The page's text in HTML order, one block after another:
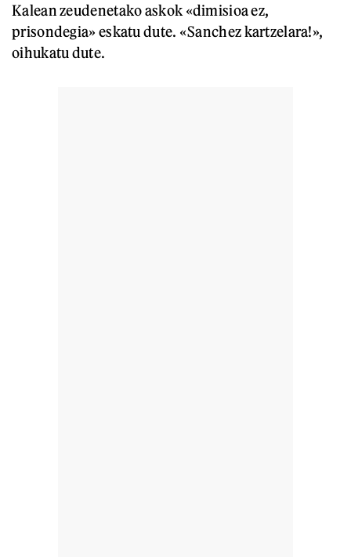
Kalean zeudenetako askok «dimisioa ez,
prisondegia» eskatu dute. «Sanchez kartzelara!»,
oihukatu dute.